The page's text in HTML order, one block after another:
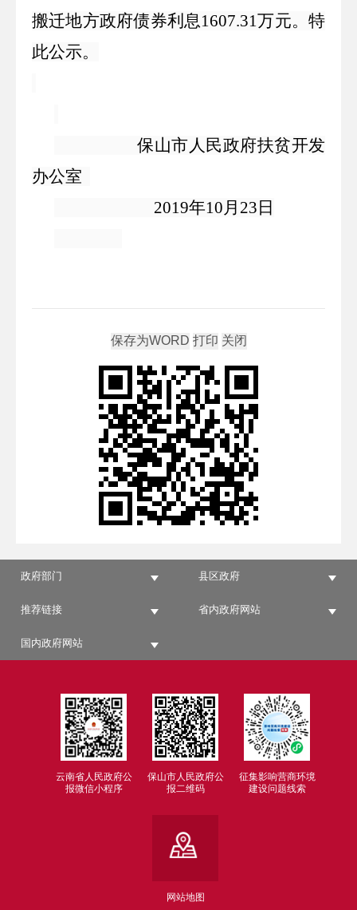
搬迁地方政府债券利息1607.31万元。特
此公示。
保山市人民政府扶贫开发
办公室
2019年10月23日
政府部门 县区政府
推荐链接 省内政府网站
国内政府网站
云南省人民政府公
报微信小程序
保山市人民政府公
报二维码
征集影响营商环境
建设问题线索
网站地图